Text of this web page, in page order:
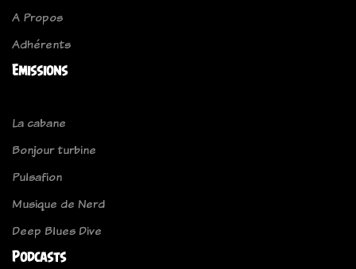
A Propos
Adhérents
Emissions
La cabane
Bonjour turbine
Pulsafion
Musique de Nerd
Deep Blues Dive
Podcasts